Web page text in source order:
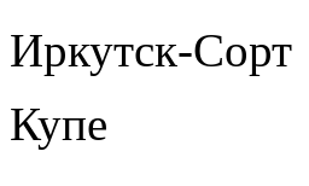
Иркутск-Сорт
Купе